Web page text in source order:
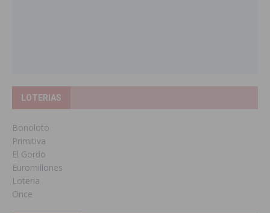
LOTERIAS
Bonoloto
Primitiva
El Gordo
Euromillones
Loteria
Once